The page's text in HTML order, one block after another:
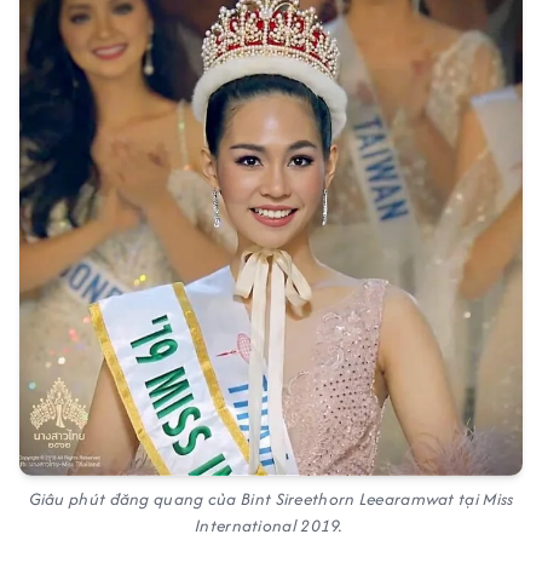
Giâu phút đăng quang của Bint Sireethorn Leearamwat tại Miss
International 2019.